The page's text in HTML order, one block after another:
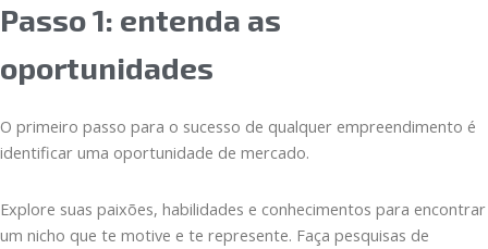
Passo 1: entenda as
oportunidades
O primeiro passo para o sucesso de qualquer empreendimento é
identificar uma oportunidade de mercado.
Explore suas paixões, habilidades e conhecimentos para encontrar
um nicho que te motive e te represente. Faça pesquisas de